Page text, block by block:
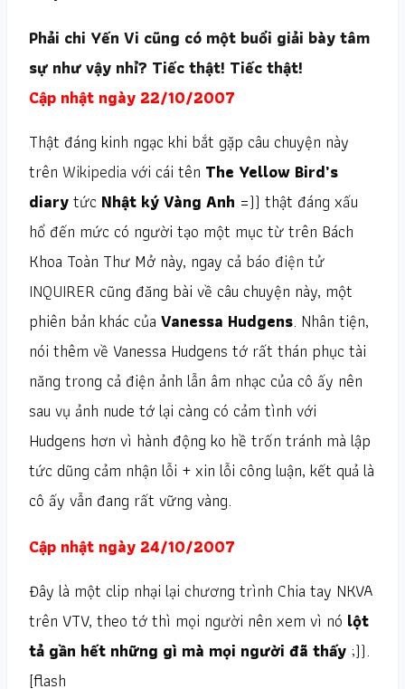
Phải chi Yến Vi cũng có một buổi giải bày tâm
sự như vậy nhỉ? Tiếc thật! Tiếc thật!
Cập nhật ngày 22/10/2007
Thật đáng kinh ngạc khi bắt gặp câu chuyện này
trên Wikipedia với cái tên The Yellow Bird’s
diarytức Nhật ký Vàng Anh =)) thật đáng xấu
hổ đến mức có người tạo một mục từ trên Bách
Khoa Toàn Thư Mở này, ngay cả báo điện tử
INQUIRER cũng đăng bài về câu chuyện này, một
phiên bản khác của Vanessa Hudgens. Nhân tiện,
nói thêm về Vanessa Hudgens tớ rất thán phục tài
năng trong cả điện ảnh lẫn âm nhạc của cô ấy nên
sau vụ ảnh nude tớ lại càng có cảm tình với
Hudgens hơn vì hành động ko hề trốn tránh mà lập
tức dũng cảm nhận lỗi + xin lỗi công luận, kết quả là
cô ấy vẫn đang rất vững vàng.
Cập nhật ngày 24/10/2007
Đây là một clip nhại lại chương trình Chia tay NKVA
trên VTV, theo tớ thì mọi người nên xem vì nó lột
tả gần hết những gì mà mọi người đã thấy ;)).
[flash